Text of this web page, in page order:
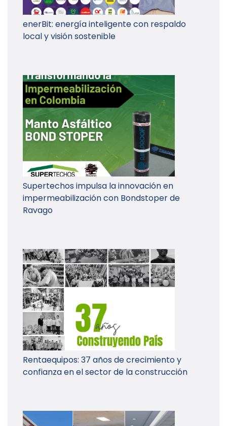
enerBit: energía inteligente con respaldo
local y visión sostenible
Supertechos impulsa la innovación en
impermeabilización con Bondstoper de
Ravago
Rentaequipos: 37 años de crecimiento y
confianza en el sector de la construcción